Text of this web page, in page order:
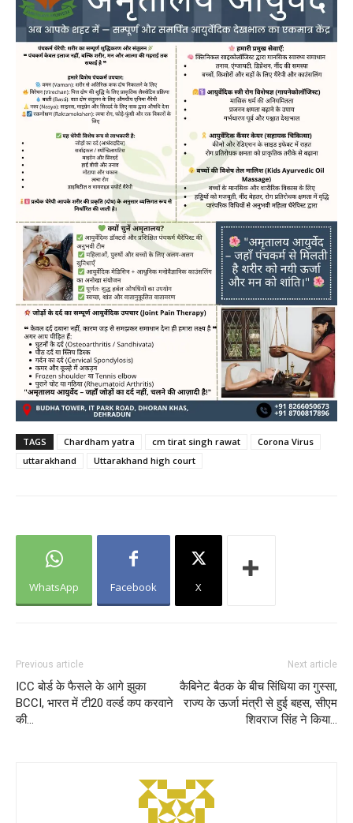
TAGS Chardham yatra cm tirat singh rawat
Corona Virus
uttarakhand
Uttarakhand high court
WhatsApp Facebook X
Previous article
ICC बोर्ड के फैसले के आगे झुका
BCCI, भारत में टी20 वर्ल्‍ड कप करवाने
की…
Next article
कैबिनेट बैठक के बीच सिंधिया का गुस्सा,
राज्य के ऊर्जा मंत्री से हुई बहस, सीएम
शिवराज सिंह ने किया…